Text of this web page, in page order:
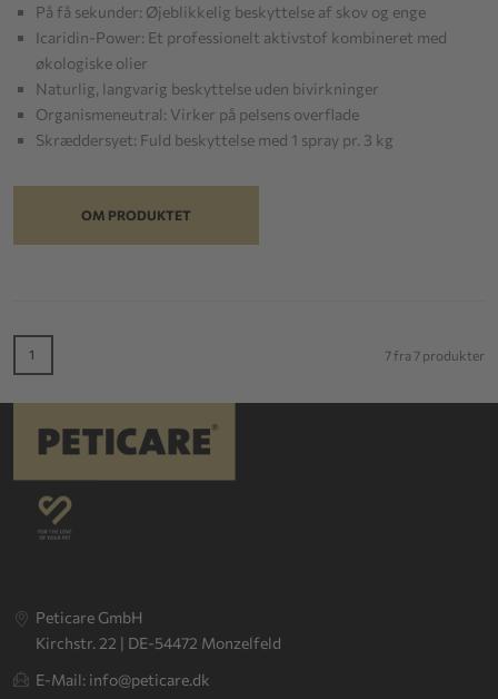
På få sekunder: Øjeblikkelig beskyttelse af skov og enge
Icaridin-Power: Et professionelt aktivstof kombineret med
økologiske olier
Naturlig, langvarig beskyttelse uden bivirkninger
Organismeneutral: Virker på pelsens overflade
Skræddersyet: Fuld beskyttelse med 1 spray pr. 3 kg
OM PRODUKTET
1 7 fra 7 produkter
Peticare GmbH
Kirchstr. 22 | DE-54472 Monzelfeld
E-Mail: info@peticare.dk